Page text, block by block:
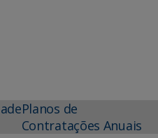
Planos de
Contratações Anuais